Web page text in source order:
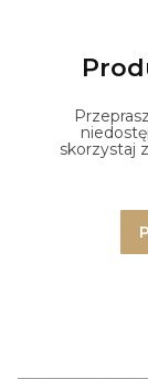
skorzystaj